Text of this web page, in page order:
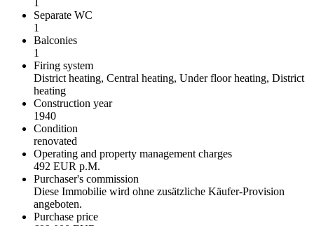
1
Separate WC
1
Balconies
1
Firing system
District heating, Central heating, Under floor heating, District
heating
Construction year
1940
Condition
renovated
Operating and property management charges
492 EUR p.M.
Purchaser's commission
Diese Immobilie wird ohne zusätzliche Käufer-Provision
angeboten.
Purchase price